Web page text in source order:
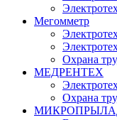
Мегомметр
Охрана
МЕДРЕНТЕХ
Охрана